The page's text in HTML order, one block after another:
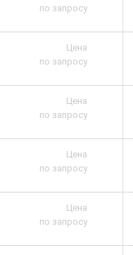
по запросу
Цена
по запросу
Цена
по запросу
Цена
по запросу
Цена
по запросу